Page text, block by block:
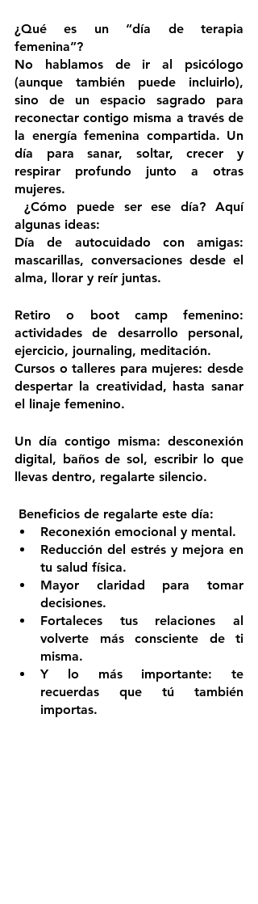
¿Qué es un “día de terapia
femenina”?
No hablamos de ir al psicólogo
(aunque también puede incluirlo),
sino de un espacio sagrado para
reconectar contigo misma a través de
la energía femenina compartida. Un
día para sanar, soltar, crecer y
respirar profundo junto a otras
mujeres.
¿Cómo puede ser ese día? Aquí
algunas ideas:
Día de autocuidado con amigas:
mascarillas, conversaciones desde el
alma, llorar y reír juntas.
Retiro o boot camp femenino:
actividades de desarrollo personal,
ejercicio, journaling, meditación.
Cursos o talleres para mujeres: desde
despertar la creatividad, hasta sanar
el linaje femenino.
Un día contigo misma: desconexión
digital, baños de sol, escribir lo que
llevas dentro, regalarte silencio.
Beneficios de regalarte este día:
Reconexión emocional y mental.
Reducción del estrés y mejora en
tu salud física.
Mayor claridad para tomar
decisiones.
Fortaleces tus relaciones al
volverte más consciente de ti
misma.
Y lo más importante: te
recuerdas que tú también
importas.